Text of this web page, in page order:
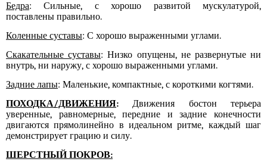
Бедра: Сильные, с хорошо развитой мускулатурой,
поставлены правильно.
Коленные суставы: С хорошо выраженными углами.
Скакательные суставы: Низко опущены, не развернутые ни
внутрь, ни наружу, с хорошо выраженными углами.
Задние лапы: Маленькие, компактные, с короткими когтями.
ПОХОДКА/ДВИЖЕНИЯ:Движения бостон терьера
уверенные, равномерные, передние и задние конечности
двигаются прямолинейно в идеальном ритме, каждый шаг
демонстрирует грацию и силу.
ШЕРСТНЫЙ ПОКРОВ: